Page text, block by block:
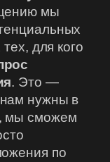
мы
для кого
. Это —
нужны в
мы сможем
по